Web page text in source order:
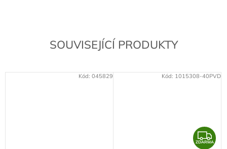
SOUVISEJÍCÍ PRODUKTY
Kód: 045829
Z
ZDARMA
Kód: 1015308-40PVD